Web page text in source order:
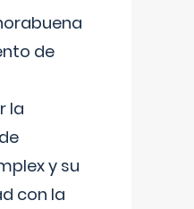
de
la
y su
con la